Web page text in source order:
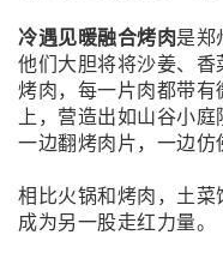
冷遇见暖融合烤肉是郑
他们大胆将将沙姜、
烤肉，每一片肉都带
上，营造出如山谷小庭
一边翻烤肉片，一边仿
相比火锅和烤肉，土菜
成为另一股走红力量。